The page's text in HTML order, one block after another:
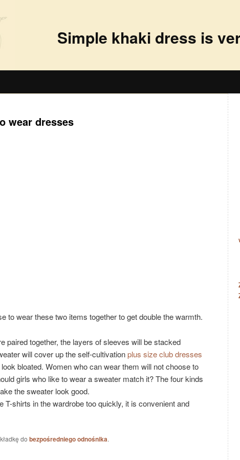
Simple khaki dress is
wear dresses
to wear these two items together to get double the warmth.
paired together, the layers of sleeves will be stacked
will cover up the self-cultivationplus size club dresses
bloated. Women who can wear them will not choose to
girls who like to wear a sweater match it? The four kinds
the sweater look good.
T-shirts in the wardrobe too quickly, it is convenient and
do bezpośredniego odnośnika.